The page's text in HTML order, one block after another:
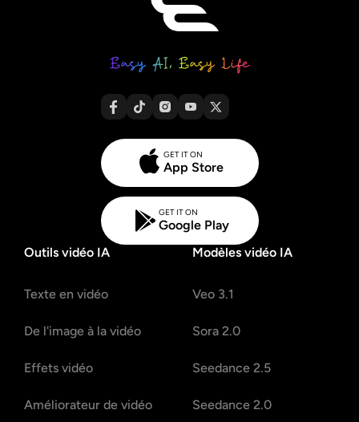
GET IT ON
App Store
GET IT ON
Google Play
Outils vidéo IA
Texte en vidéo
De l'image à la vidéo
Effets vidéo
Améliorateur de vidéo
Modèles vidéo IA
Veo 3.1
Sora 2.0
Seedance 2.5
Seedance 2.0